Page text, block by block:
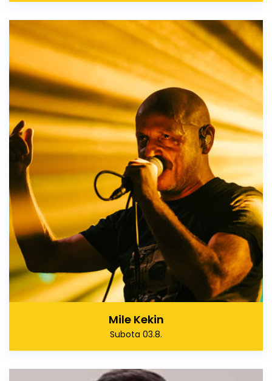
Mile Kekin
Subota 03.8.